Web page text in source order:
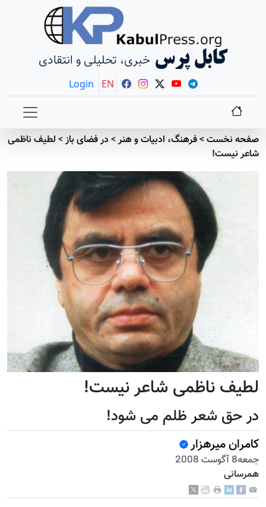
کابل پرس خبری، تحلیلی و انتقادی
Login EN
صفحه نخست>فرهنگ، ادبیات و هنر> در فضای باز>لطيف ناظمی
شاعر نیست!
لطيف ناظمی شاعر نیست!
در حق شعر ظلم می شود!
کامران میرهزار
جمعه8 آگوست 2008
همرسانی